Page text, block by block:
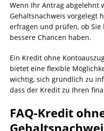
Wenn Ihr Antrag abgelehnt
Gehaltsnachweis vorgelegt
erfragen und prüfen, ob
bessere Chancen haben.
Ein Kredit ohne
bietet eine flexible
wichtig, sich gründlich zu
dass der Kredit zu Ihren
FAQ-Kredit